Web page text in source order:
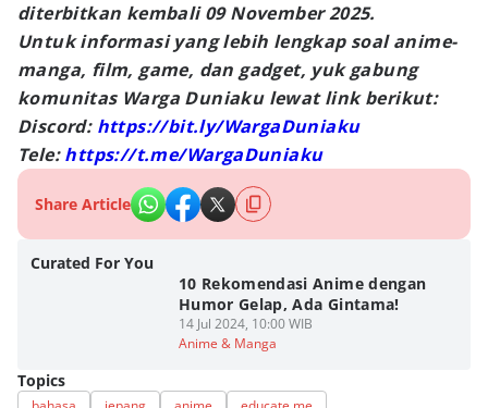
diterbitkan kembali 09 November 2025.
Untuk informasi yang lebih lengkap soal anime-
manga, film, game, dan gadget, yuk gabung
komunitas Warga Duniaku lewat link berikut:
Discord: https://bit.ly/WargaDuniaku
Tele:https://t.me/WargaDuniaku
Share Article
Curated For You
10 Rekomendasi Anime dengan
Humor Gelap, Ada Gintama!
14 Jul 2024, 10:00 WIB
Anime & Manga
Topics